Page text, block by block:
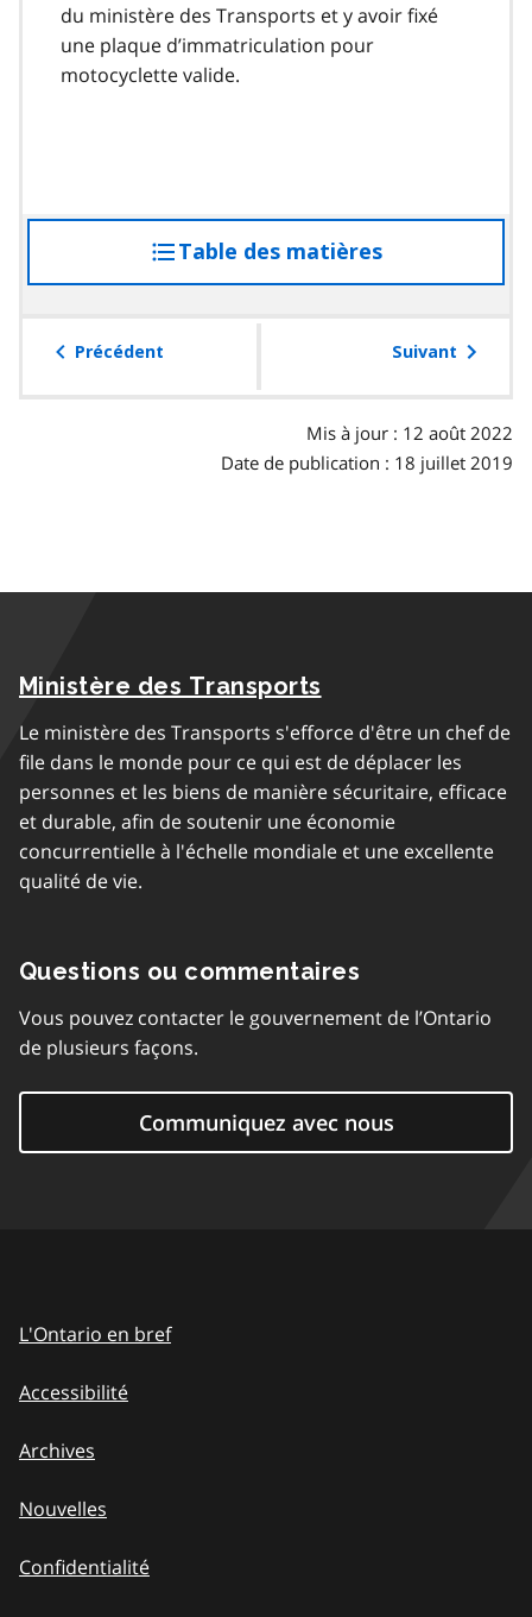
du ministère des Transports et y avoir fixé
une plaque d’immatriculation pour
motocyclette valide.
Table des matières
à
table
Précédent Suivant
Mis à jour : 12 août 2022
Date de publication : 18 juillet 2019
Ministère des Transports
Le ministère des Transports s'efforce d'être un chef de
file dans le monde pour ce qui est de déplacer les
personnes et les biens de manière sécuritaire, efficace
et durable, afin de soutenir une économie
concurrentielle à l'échelle mondiale et une excellente
qualité de vie.
Questions ou commentaires
Vous pouvez contacter le gouvernement de l’Ontario
de plusieurs façons.
Communiquez avec nous
L'Ontario en bref
Accessibilité
Archives
Nouvelles
Confidentialité